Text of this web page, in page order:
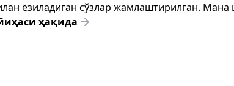
ёзиладиган сўзлар жамлаштирилган.
ҳақида